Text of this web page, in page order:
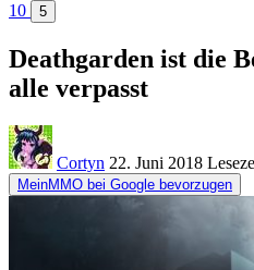
10
5
Deathgarden ist die
alle verpasst
Cortyn 22. Juni 2018
MeinMMO bei Google bevorzugen